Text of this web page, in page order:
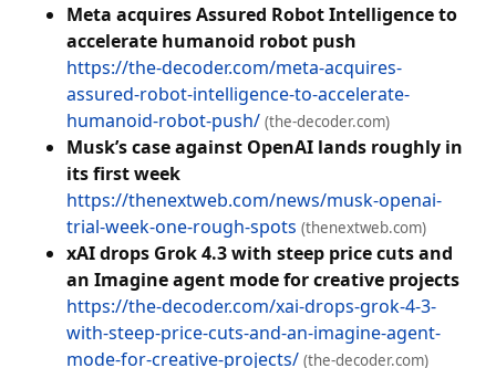
Meta acquires Assured Robot Intelligence to
accelerate humanoid robot push
https://the-decoder.com/meta-acquires-
assured-robot-intelligence-to-accelerate-
humanoid-robot-push/ (the-decoder.com)
Musk’s case against OpenAI lands roughly in
its first week
https://thenextweb.com/news/musk-openai-
trial-week-one-rough-spots (thenextweb.com)
xAI drops Grok 4.3 with steep price cuts and
an Imagine agent mode for creative projects
https://the-decoder.com/xai-drops-grok-4-3-
with-steep-price-cuts-and-an-imagine-agent-
mode-for-creative-projects/ (the-decoder.com)